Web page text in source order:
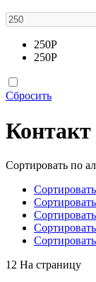
250Р
250Р
Сбросить
Сортировать по
12 На страницу